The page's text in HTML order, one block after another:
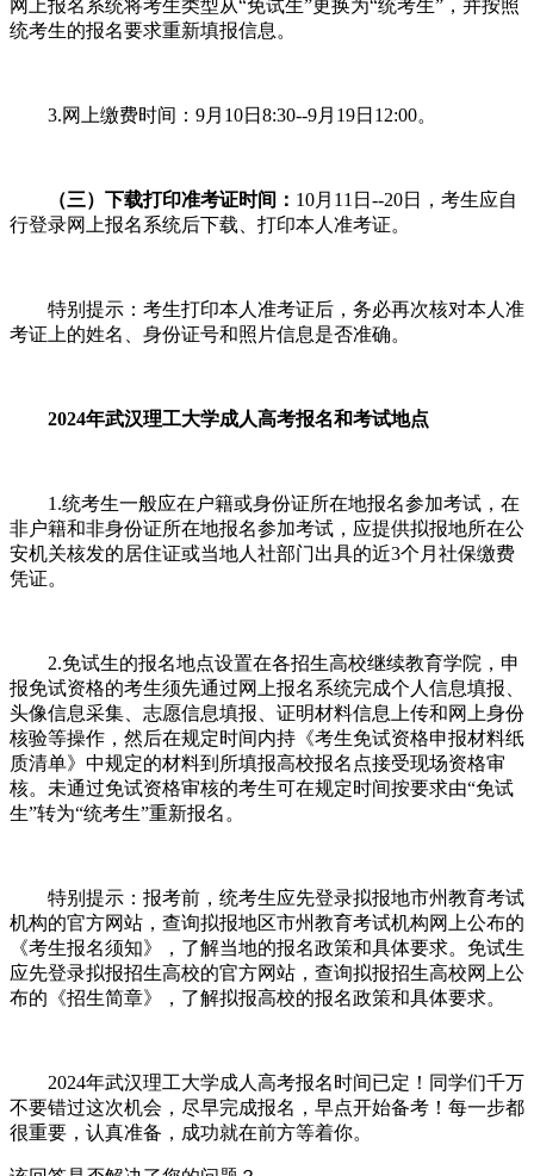
网上报名系统将考生类型从“免试生”更换为“统考生”，并按照
统考生的报名要求重新填报信息。
3.网上缴费时间：9月10日8:30--9月19日12:00。
（三）下载打印准考证时间： 10月11日--20日，考生应自
行登录网上报名系统后下载、打印本人准考证。
特别提示：考生打印本人准考证后，务必再次核对本人准
考证上的姓名、身份证号和照片信息是否准确。
2024年武汉理工大学成人高考报名和考试地点
1.统考生一般应在户籍或身份证所在地报名参加考试，在
非户籍和非身份证所在地报名参加考试，应提供拟报地所在公
安机关核发的居住证或当地人社部门出具的近3个月社保缴费
凭证。
2.免试生的报名地点设置在各招生高校继续教育学院，申
报免试资格的考生须先通过网上报名系统完成个人信息填报、
头像信息采集、志愿信息填报、证明材料信息上传和网上身份
核验等操作，然后在规定时间内持《考生免试资格申报材料纸
质清单》中规定的材料到所填报高校报名点接受现场资格审
核。未通过免试资格审核的考生可在规定时间按要求由“免试
生”转为“统考生”重新报名。
特别提示：报考前，统考生应先登录拟报地市州教育考试
机构的官方网站，查询拟报地区市州教育考试机构网上公布的
《考生报名须知》，了解当地的报名政策和具体要求。免试生
应先登录拟报招生高校的官方网站，查询拟报招生高校网上公
布的《招生简章》，了解拟报高校的报名政策和具体要求。
2024年武汉理工大学成人高考报名时间已定！同学们千万
不要错过这次机会，尽早完成报名，早点开始备考！每一步都
很重要，认真准备，成功就在前方等着你。